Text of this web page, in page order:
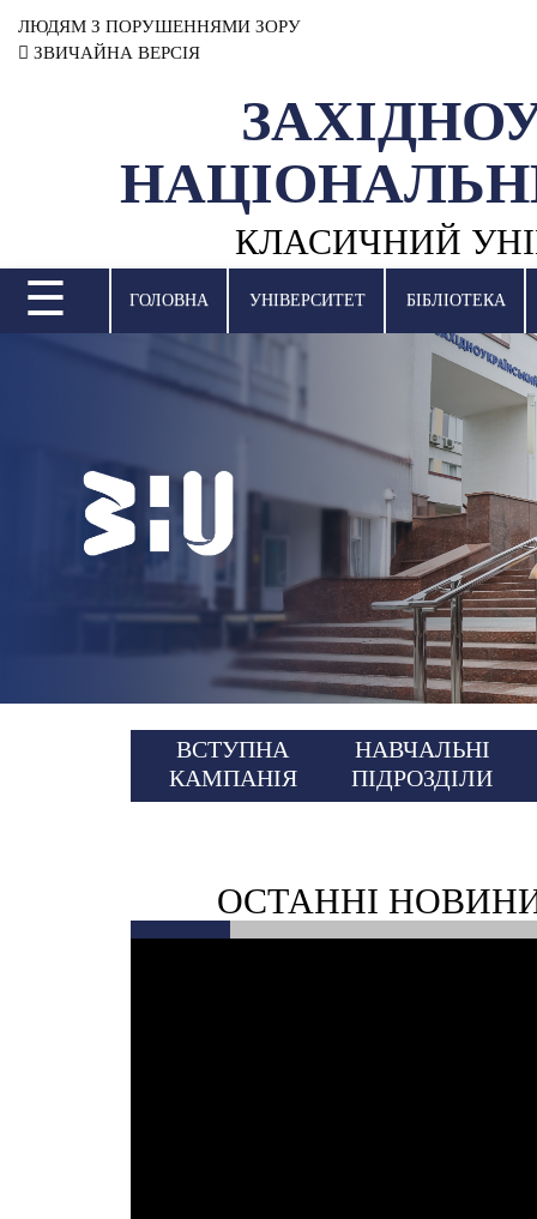
ЛЮДЯМ З ПОРУШЕННЯМИ ЗОРУ
ЗВИЧАЙНА ВЕРСІЯ
КЛАСИЧНИЙ
НАУКОВА ДІЯЛЬНІСТЬ
МІЖНАРОДНА ДІЯЛЬНІСТЬ
ВСТУПНА КАМПАНІЯ
БІБЛІОТЕКА
НОВИНИ
☰ ГОЛОВНА УНІВЕРСИТЕТ БІБЛІОТЕКА
ВСТУПНА
КАМПАНІЯ
НАВЧАЛЬНІ
ПІДРОЗДІЛИ
ОСТАННІ